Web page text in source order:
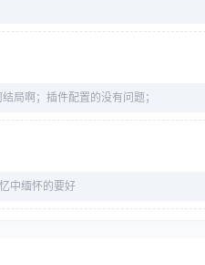
to stream content 如何结局啊；插件配置的没有问题；
中缅怀的要好